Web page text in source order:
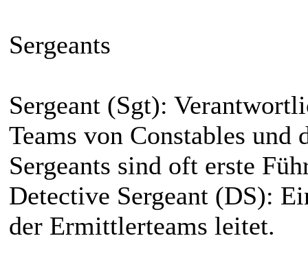
Sergeants
Sergeant (Sgt):
Teams von Constables
Sergeants sind oft erste
Detective Sergeant (DS):
der Ermittlerteams leitet.